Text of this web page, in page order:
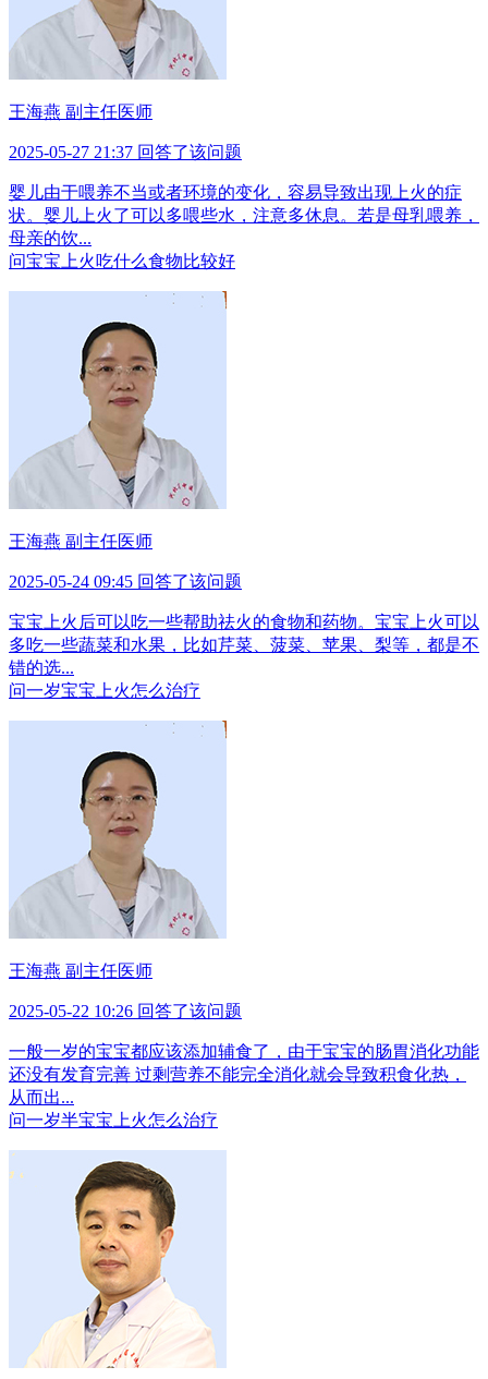
王海燕 副主任医师
2025-05-27 21:37 回答了该问题
婴儿由于喂养不当或者环境的变化，容易导致出现上火的症
状。婴儿上火了可以多喂些水，注意多休息。若是母乳喂养，
母亲的饮...
问宝宝上火吃什么食物比较好
王海燕 副主任医师
2025-05-24 09:45 回答了该问题
宝宝上火后可以吃一些帮助祛火的食物和药物。宝宝上火可以
多吃一些蔬菜和水果，比如芹菜、菠菜、苹果、梨等，都是不
错的选...
问一岁宝宝上火怎么治疗
王海燕 副主任医师
2025-05-22 10:26 回答了该问题
一般一岁的宝宝都应该添加辅食了，由于宝宝的肠胃消化功能
还没有发育完善 过剩营养不能完全消化就会导致积食化热，
从而出...
问一岁半宝宝上火怎么治疗